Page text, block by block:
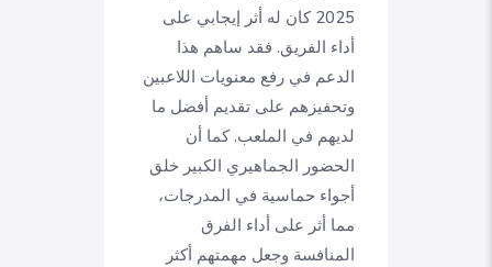
2025 كان له أثر إيجابي على
أداء الفريق. فقد ساهم هذا
الدعم في رفع معنويات اللاعبين
وتحفيزهم على تقديم أفضل ما
لديهم في الملعب. كما أن
الحضور الجماهيري الكبير خلق
أجواء حماسية في المدرجات،
مما أثر على أداء الفرق
المنافسة وجعل مهمتهم أكثر